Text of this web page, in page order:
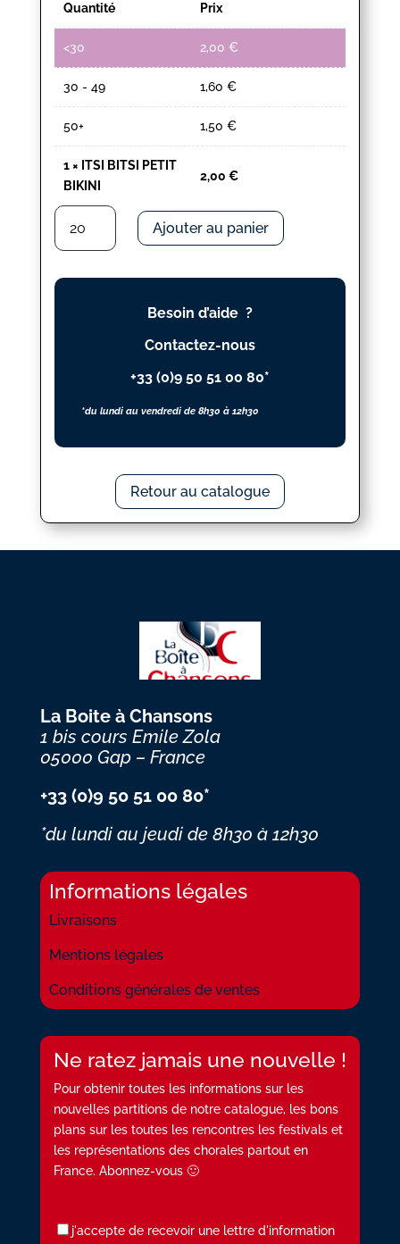
Quantité Prix
<30 2,00 €
30 - 49 1,60 €
50+ 1,50 €
1× ITSI BITSI PETIT
BIKINI
2,00 €
quantité
ITSI
BITSI
Ajouter au panier
Besoin d’aide ?
Contactez-nous
+33 (0)9 50 51 00 80*
*du lundi au vendredi de 8h30 à 12h30
Retour au catalogue
La Boite à Chansons
1 bis cours Emile Zola
05000 Gap – France
+33 (0)9 50 51 00 80*
*du lundi au jeudi de 8h30 à 12h30
Informations légales
Livraisons
Mentions légales
Conditions générales de ventes
Ne ratez jamais une nouvelle !
Pour obtenir toutes les informations sur les
nouvelles partitions de notre catalogue, les bons
plans sur les toutes les rencontres les festivals et
les représentations des chorales partout en
France. Abonnez-vous 🙂
j'accepte de recevoir une lettre d'information